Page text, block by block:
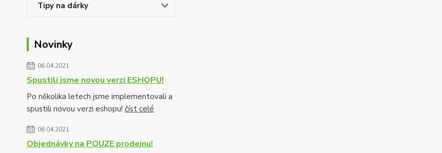
Tipy na dárky
Novinky
06.04.2021
Spustili jsme novou verzi ESHOPU!
Po několika letech jsme implementovali a
spustili novou verzi eshopu! číst celé
06.04.2021
Objednávky na POUZE prodejnu!